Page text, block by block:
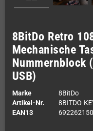
8BitDo Retro
Mechanische
Nummernblock
USB)
Marke
8BitDo
Artikel-Nr.
8BITDO-
EAN13